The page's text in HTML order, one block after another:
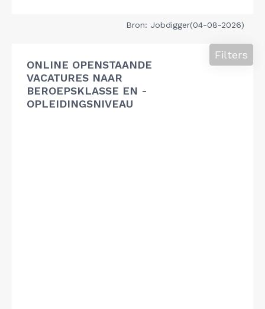
Bron: Jobdigger(04-08-2026)
ONLINE OPENSTAANDE
VACATURES NAAR
BEROEPSKLASSE EN -
OPLEIDINGSNIVEAU
Filters